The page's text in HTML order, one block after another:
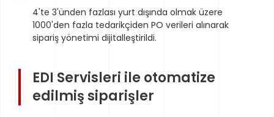
4'te 3'ünden fazlası yurt dışında olmak üzere
1000'den fazla tedarikçiden PO verileri alınarak
sipariş yönetimi dijitalleştirildi.
EDI Servisleri ile otomatize
edilmiş siparişler